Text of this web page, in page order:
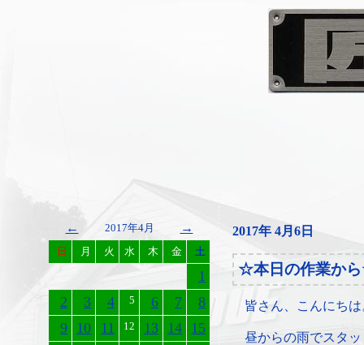
← 2017年4月 →
日 月 火 水 木 金 土
1
2
3 4 5 6 7
8
9 10 11 12 13 14 15
2017年 4月6日
☆本日の作業か
皆さん、こんにちは
昼からの雨でスタ